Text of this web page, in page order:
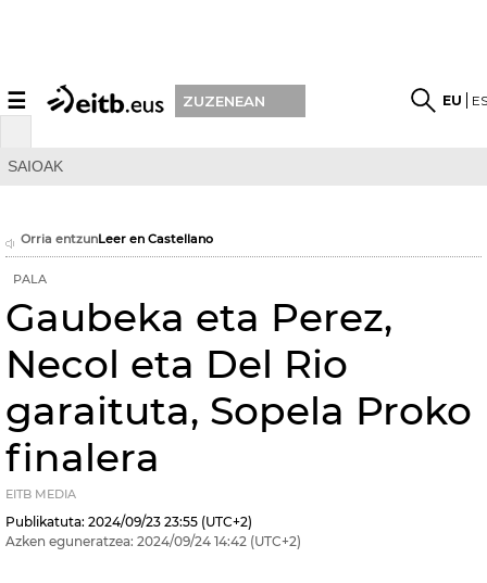
☰ ZUZENEAN EU
SAIOAK
Orria entzunLeer en Castellano
PALA
Gaubeka eta Perez,
Necol eta Del Rio
garaituta, Sopela Proko
finalera
EITB MEDIA
Publikatuta: 2024/09/23 23:55 (UTC+2)
Azken eguneratzea: 2024/09/24 14:42 (UTC+2)